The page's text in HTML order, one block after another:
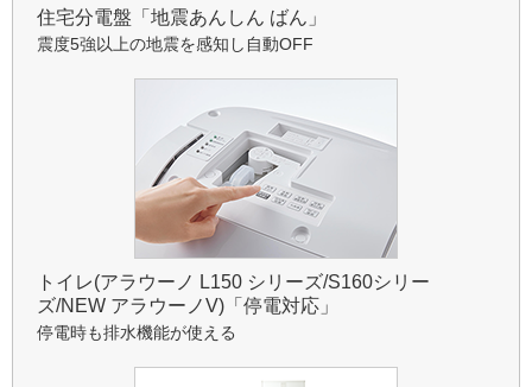
住宅分電盤「地震あんしん ばん」
震度5強以上の地震を感知し自動OFF
トイレ(アラウーノ L150 シリーズ/S160シリー
ズ/NEW アラウーノV)「停電対応」
停電時も排水機能が使える